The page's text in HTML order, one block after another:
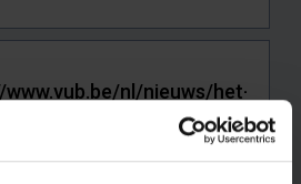
van de pagina waar je de fout zag.